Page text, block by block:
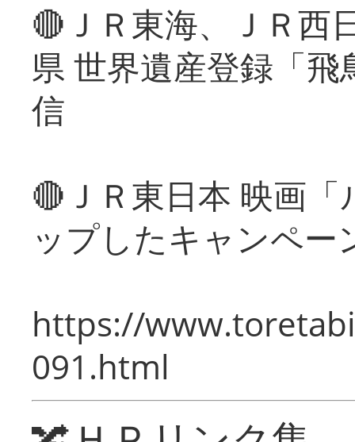
🔴ＪＲ東海、ＪＲ西
県 世界遺産登録「
信
🔴ＪＲ東日本 映画
ップしたキャンペー
https://
091.html